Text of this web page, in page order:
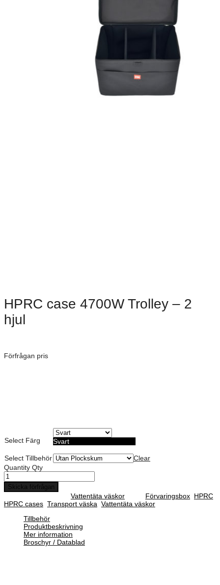
HPRC case 4700W Trolley – 2
hjul
Förfrågan pris
Select Färg Svart
Select Tillbehör
Clear
Quantity Qty
Skicka förfrågan
Vattentäta väskor Förvaringsbox HPRC
HPRC cases Transport väska Vattentäta väskor
Tillbehör
Produktbeskrivning
Mer information
Broschyr / Datablad